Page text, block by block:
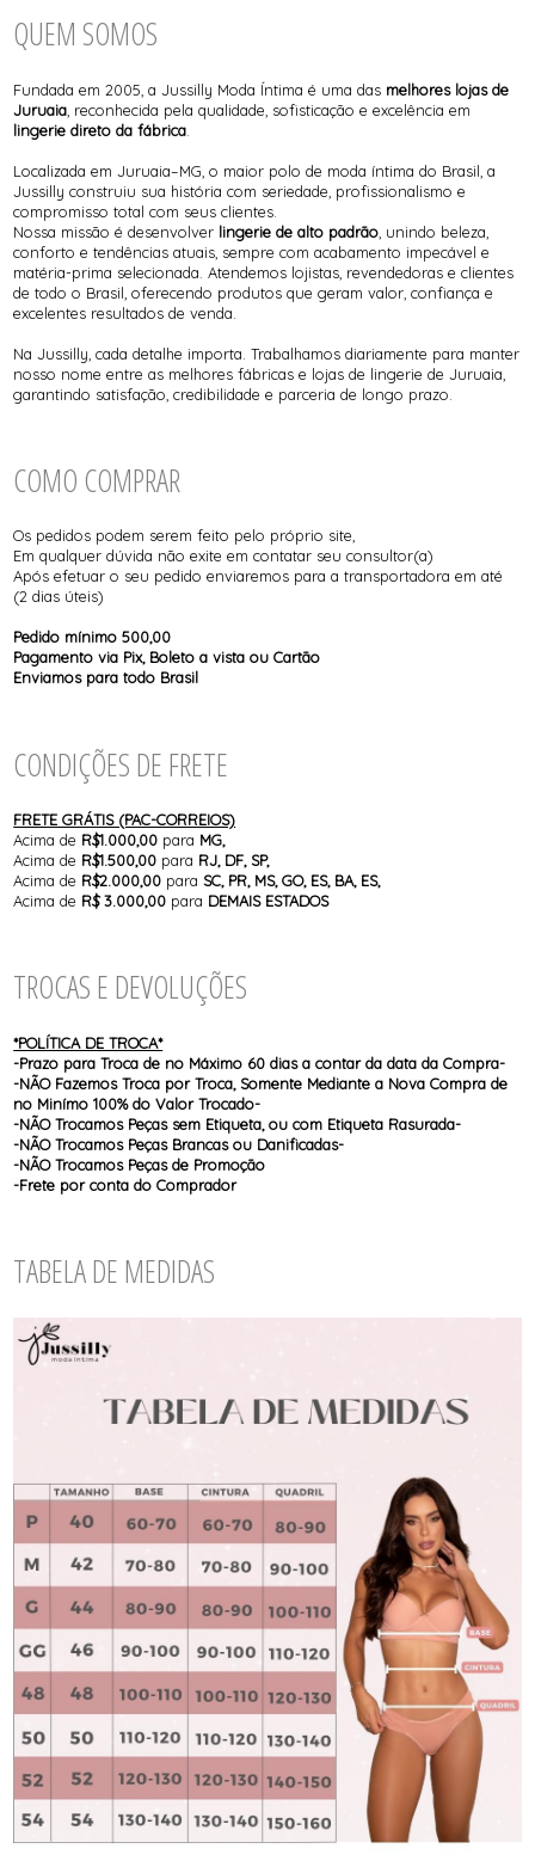
CAMISOLAS E ROBES
CONJUNTO SEM BOJO
CONJUNTOS PLUS SIZE
SUTIÃ AVULSO
BIQUINI
BODY
CALCINHAS
CAMISOLAS E ROBES
CONJUNTO SEM BOJO
CONJUNTOS PLUS SIZE
CORPETES, ESPARTILHOS E
CORSELETS
FANTASIAS
PIJAMA DE INVERNO
SUTIÃ AVULSO
SUTIÃ SEM BOJO
QUEM SOMOS
Fundada em 2005, a Jussilly Moda Íntima é uma das melhores lojas de
Juruaia , reconhecida pela qualidade, sofisticação e excelência em
lingerie direto da fábrica
Localizada em Juruaia–MG, o maior polo de moda íntima do Brasil, a
Jussilly construiu sua história com seriedade, profissionalismo e
compromisso total com seus clientes.
Nossa missão é desenvolver lingerie de alto padrão , unindo beleza,
conforto e tendências atuais, sempre com acabamento impecável e
matéria-prima selecionada. Atendemos lojistas, revendedoras e clientes
de todo o Brasil, oferecendo produtos que geram valor, confiança e
excelentes resultados de venda.
Na Jussilly, cada detalhe importa. Trabalhamos diariamente para manter
nosso nome entre as melhores fábricas e lojas de lingerie de Juruaia,
garantindo satisfação, credibilidade e parceria de longo prazo.
COMO COMPRAR
Os pedidos podem serem feito pelo próprio site,
Em qualquer dúvida não exite em contatar seu consultor(a)
Após efetuar o seu pedido enviaremos para a transportadora em até
(2 dias úteis)
Pedido mínimo 500,00
Pagamento via Pix, Boleto a vista ou Cartão
Enviamos para todo Brasil
CONDIÇÕES DE FRETE
FRETE GRÁTIS (PAC-CORREIOS)
Acima de R$1.000,00 para MG,
Acima de R$1.500,00 para RJ, DF, SP,
Acima de R$2.000,00 para SC, PR, MS, GO, ES, BA, ES,
Acima de R$ 3.000,00 para DEMAIS ESTADOS
TROCAS E DEVOLUÇÕES
*POLÍTICA DE TROCA*
-Prazo para Troca de no Máximo 60 dias a contar da data da Compra-
-NÃO Fazemos Troca por Troca, Somente Mediante a Nova Compra de
no Minímo 100% do Valor Trocado-
-NÃO Trocamos Peças sem Etiqueta, ou com Etiqueta Rasurada-
-NÃO Trocamos Peças Brancas ou Danificadas-
-NÃO Trocamos Peças de Promoção
-Frete por conta do Comprador
TABELA DE MEDIDAS